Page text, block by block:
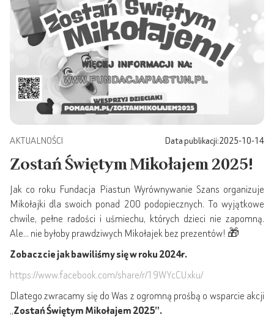
AKTUALNOŚCI Data publikacji:2025-10-14
Zostań Świętym Mikołajem 2025!
Jak co roku Fundacja Piastun Wyrównywanie Szans organizuje
Mikołajki dla swoich ponad 200 podopiecznych. To wyjątkowe
chwile, pełne radości i uśmiechu, których dzieci nie zapomną.
Ale… nie byłoby prawdziwych Mikołajek bez prezentów! 🎁
Zobaczcie jak bawiliśmy się w roku 2024r.
https://www.facebook.com/share/r/19WYcCUxku/
Dlatego zwracamy się do Was z ogromną prośbą o wsparcie akcji
„Zostań Świętym Mikołajem 2025”.